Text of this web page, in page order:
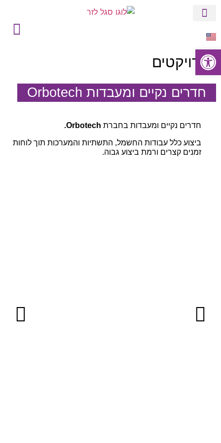
פתח סרגל נגישות
פרויקטים
חדרים נקיים ומעבדות Orbotech
חדרים נקיים ומעבדות בחברת Orbotech.
ביצוע כלל עבודות החשמל, התשתיות והמערכות תוך לוחות
זמנים קצרים ורמת ביצוע גבוה.